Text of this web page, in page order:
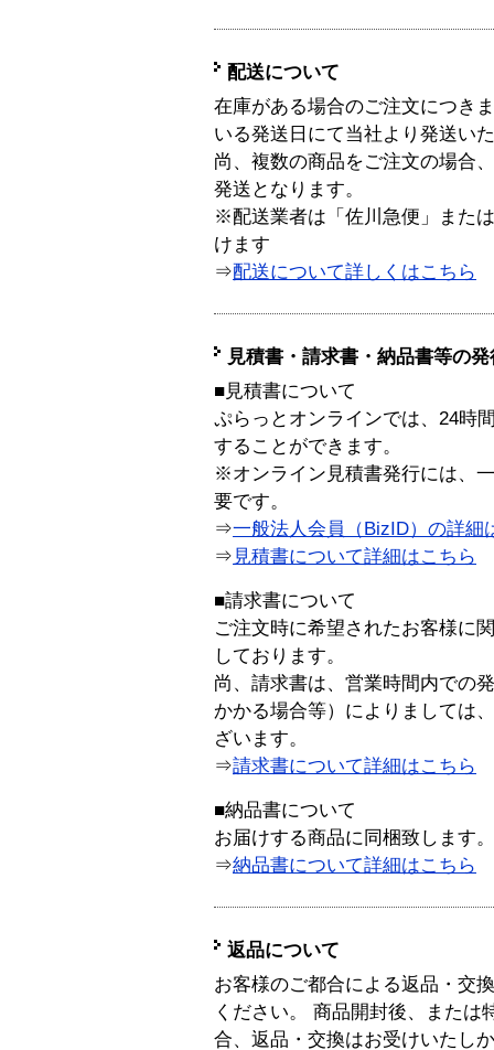
配送について
在庫がある場合のご注文につき
いる発送日にて当社より発送い
尚、複数の商品をご注文の場合
発送となります。
※配送業者は「佐川急便」また
けます
⇒配送について詳しくはこちら
見積書・請求書・納品書等の
■見積書について
ぷらっとオンラインでは、24時
することができます。
※オンライン見積書発行には、
要です。
⇒一般法人会員（BizID）の詳細
⇒ 見積書について詳細はこちら
■請求書について
ご注文時に希望されたお客様に
しております。
尚、請求書は、営業時間内での
かかる場合等）によりましては
ざいます。
⇒請求書について詳細はこちら
■納品書について
お届けする商品に同梱致します。
⇒納品書について詳細はこちら
返品について
お客様のご都合による返品・交
ください。 商品開封後、または
合、返品・交換はお受けいたし